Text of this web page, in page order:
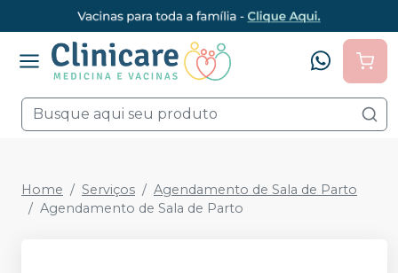
Home Serviços
Agendamento de Sala de Parto
Agendamento de Sala de Parto